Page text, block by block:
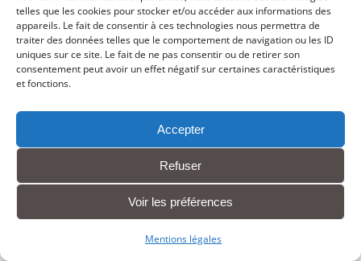
telles que les cookies pour stocker et/ou accéder aux informations des
appareils. Le fait de consentir à ces technologies nous permettra de
traiter des données telles que le comportement de navigation ou les ID
uniques sur ce site. Le fait de ne pas consentir ou de retirer son
consentement peut avoir un effet négatif sur certaines caractéristiques
et fonctions.
Accepter
Refuser
Voir les préférences
Mentions légales